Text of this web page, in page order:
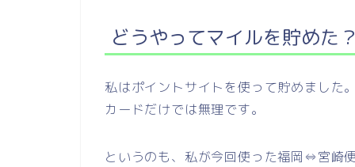
どうやってマイルを貯めた
私はポイントサイトを使って貯めました
カードだけでは無理です。
というのも、私が今回使った福岡⇔宮崎